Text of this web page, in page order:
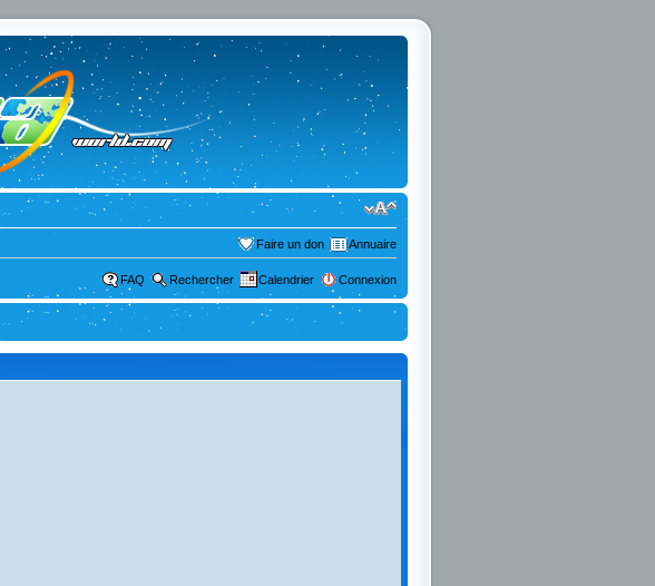
Faire un don Annuaire
FAQ Rechercher Calendrier Connexion